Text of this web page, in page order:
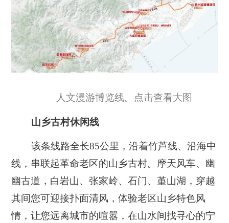
人文漫游博览线。点击查看大图
山乡古村休闲线
该条线路全长85公里，沿着竹芦线、沿海中
线，串联起革命老区的山乡古村。摩天风车、幽
幽古道，白岩山、张家岭、石门、堇山湖，穿越
其间您可迎接扑面清风，体验老区山乡特色风
情，让您远离城市的喧嚣，在山水间找寻心的宁